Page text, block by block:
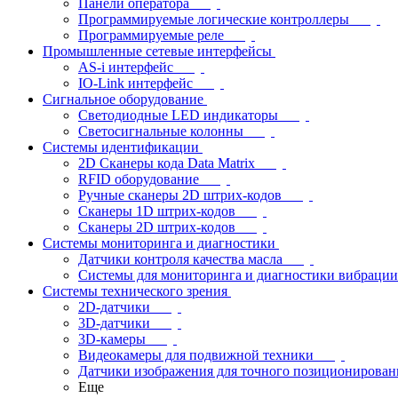
Панели оператора
Программируемые логические контроллеры
Программируемые реле
Промышленные сетевые интерфейсы
AS-i интерфейс
IO-Link интерфейс
Сигнальное оборудование
Светодиодные LED индикаторы
Светосигнальные колонны
Системы идентификации
2D Сканеры кода Data Matrix
RFID оборудование
Ручные сканеры 2D штрих-кодов
Сканеры 1D штрих-кодов
Сканеры 2D штрих-кодов
Системы мониторинга и диагностики
Датчики контроля качества масла
Системы для мониторинга и диагностики вибрации
Системы технического зрения
2D-датчики
3D-датчики
3D-камеры
Видеокамеры для подвижной техники
Датчики изображения для точного
Еще